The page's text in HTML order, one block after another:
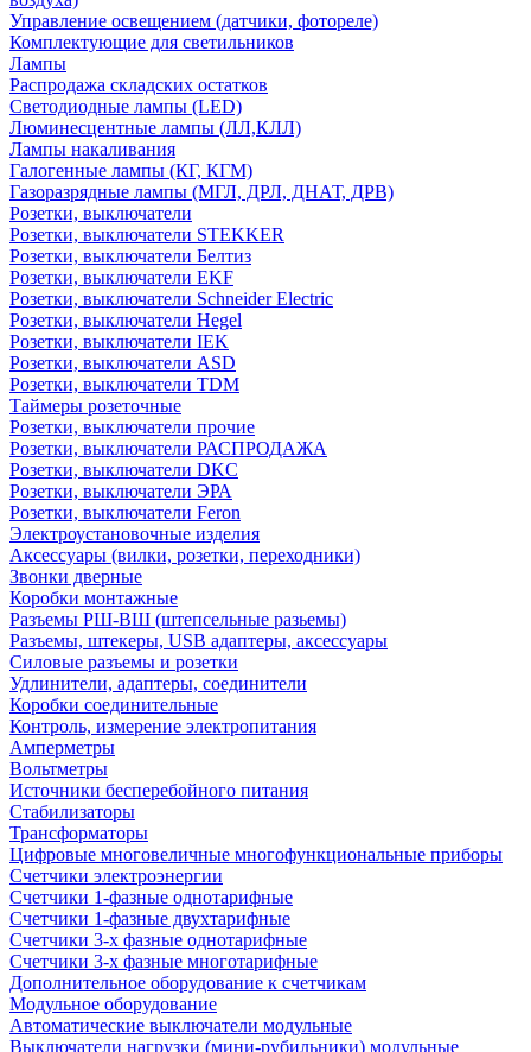
Управление освещением (датчики, фотореле)
Комплектующие для светильников
Лампы
Распродажа складских остатков
Светодиодные лампы (LED)
Люминесцентные лампы (ЛЛ,КЛЛ)
Лампы накаливания
Галогенные лампы (КГ, КГМ)
Газоразрядные лампы (МГЛ, ДРЛ, ДНАТ, ДРВ)
Розетки, выключатели
Розетки, выключатели STEKKER
Розетки, выключатели Белтиз
Розетки, выключатели EKF
Розетки, выключатели Schneider Electric
Розетки, выключатели Hegel
Розетки, выключатели IEK
Розетки, выключатели ASD
Розетки, выключатели TDM
Таймеры розеточные
Розетки, выключатели прочие
Розетки, выключатели РАСПРОДАЖА
Розетки, выключатели DKC
Розетки, выключатели ЭРА
Розетки, выключатели Feron
Электроустановочные изделия
Аксессуары (вилки, розетки, переходники)
Звонки дверные
Коробки монтажные
Разъемы РШ-ВШ (штепсельные разьемы)
Разъемы, штекеры, USB адаптеры, аксессуары
Силовые разъемы и розетки
Удлинители, адаптеры, соединители
Коробки соединительные
Контроль, измерение электропитания
Амперметры
Вольтметры
Источники бесперебойного питания
Стабилизаторы
Трансформаторы
Цифровые многовеличные многофункциональные приборы
Счетчики электроэнергии
Счетчики 1-фазные однотарифные
Счетчики 1-фазные двухтарифные
Счетчики 3-х фазные однотарифные
Счетчики 3-х фазные многотарифные
Дополнительное оборудование к счетчикам
Модульное оборудование
Автоматические выключатели модульные
Выключатели нагрузки (мини-рубильники) модульные